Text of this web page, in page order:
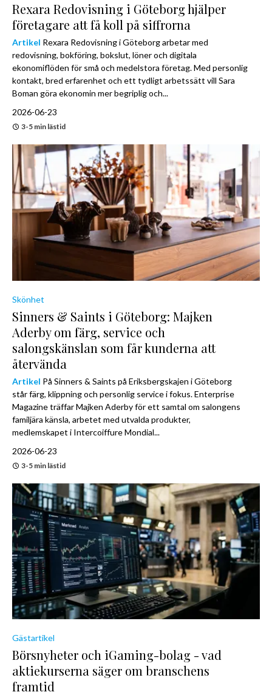
Rexara Redovisning i Göteborg hjälper
företagare att få koll på siffrorna
Artikel Rexara Redovisning i Göteborg arbetar med
redovisning, bokföring, bokslut, löner och digitala
ekonomiflöden för små och medelstora företag. Med personlig
kontakt, bred erfarenhet och ett tydligt arbetssätt vill Sara
Boman göra ekonomin mer begriplig och...
2026-06-23
3-5 min lästid
Skönhet
Sinners & Saints i Göteborg: Majken
Aderby om färg, service och
salongskänslan som får kunderna att
återvända
Artikel På Sinners & Saints på Eriksbergskajen i Göteborg
står färg, klippning och personlig service i fokus. Enterprise
Magazine träffar Majken Aderby för ett samtal om salongens
familjära känsla, arbetet med utvalda produkter,
medlemskapet i Intercoiffure Mondial...
2026-06-23
3-5 min lästid
Gästartikel
Börsnyheter och iGaming-bolag - vad
aktiekurserna säger om branschens
framtid